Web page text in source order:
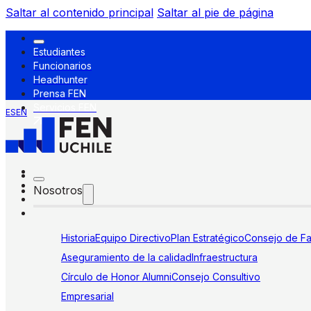
Saltar al contenido principal Saltar al pie de página
Estudiantes
Funcionarios
Headhunter
Prensa FEN
ESEN
Nosotros
HistoriaEquipo DirectivoPlan EstratégicoConsejo de
Aseguramiento de la calidadInfraestructura
Círculo de Honor AlumniConsejo Consultivo
Empresarial